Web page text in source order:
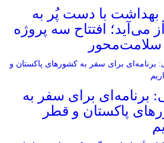
بهداشت با دست پُر به
می‌آید؛ افتتاح سه پروژه
برنامه‌ای برای سفر به
پاکستان و قطر